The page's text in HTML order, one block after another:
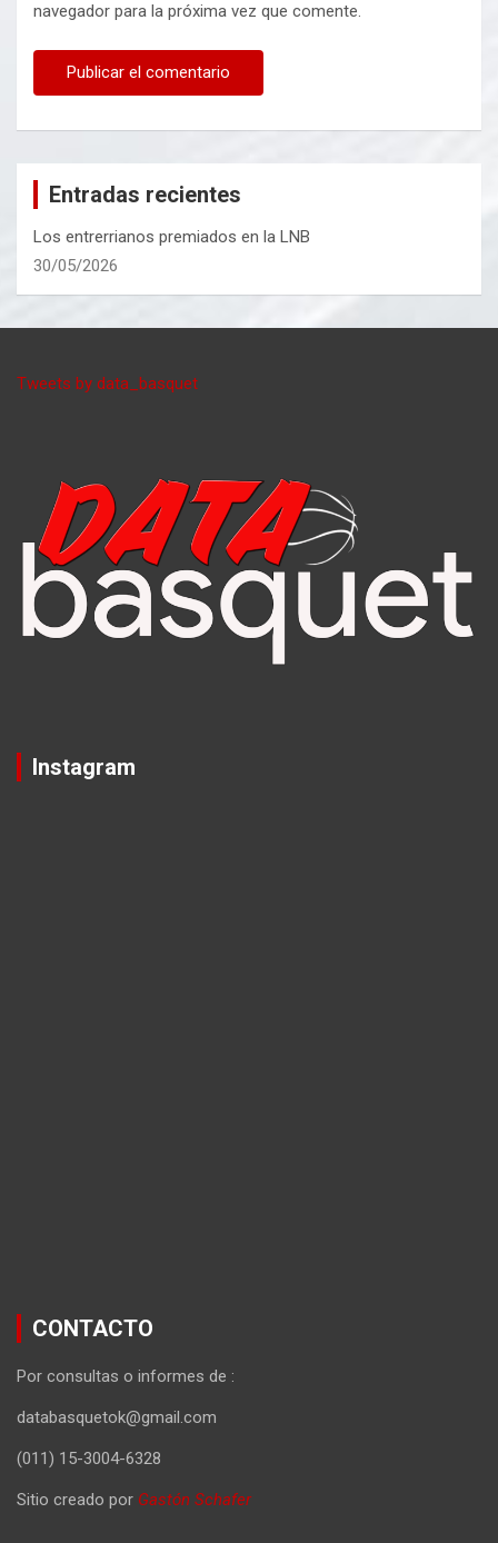
navegador para la próxima vez que comente.
Entradas recientes
Los entrerrianos premiados en la LNB
30/05/2026
Tweets by data_basquet
Instagram
CONTACTO
Por consultas o informes de :
databasquetok@gmail.com
(011) 15-3004-6328
Sitio creado por Gastón Schafer